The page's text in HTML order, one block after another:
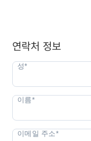
연락처 정보